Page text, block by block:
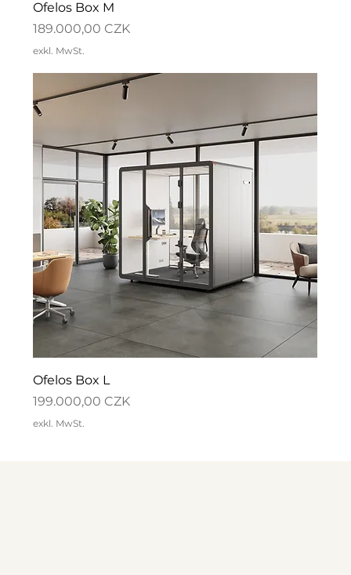
Ofelos Box M
Preis
189.000,00 CZK
exkl. MwSt.
Ofelos Box L
Preis
199.000,00 CZK
exkl. MwSt.